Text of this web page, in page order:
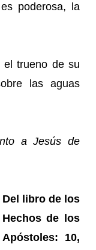
poderosa, la
el trueno de su
las aguas
a Jesús de
Del libro de los
Hechos de los
Apóstoles: 10,